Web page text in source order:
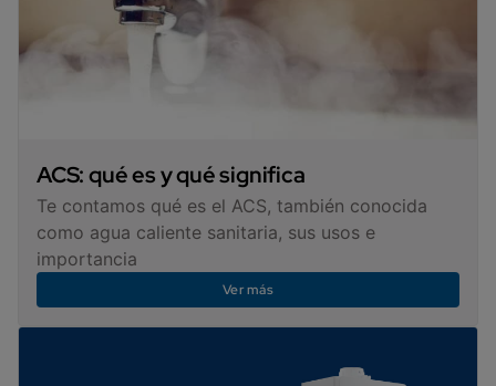
ACS: qué es y qué significa
Te contamos qué es el ACS, también conocida
como agua caliente sanitaria, sus usos e
importancia
Ver más